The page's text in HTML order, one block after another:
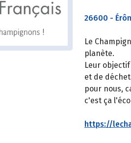
26600 -
Le
planète.
Leur
et de
pour nous,
c'est ça
https://